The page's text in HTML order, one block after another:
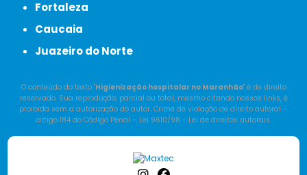
Fortaleza
Caucaia
Juazeiro do Norte
O conteúdo do texto "Higienização hospitalar no Maranhão" é de direito
reservado. Sua reprodução, parcial ou total, mesmo citando nossos links, é
proibida sem a autorização do autor. Crime de violação de direito autoral –
artigo 184 do Código Penal – Lei 9610/98 - Lei de direitos autorais.